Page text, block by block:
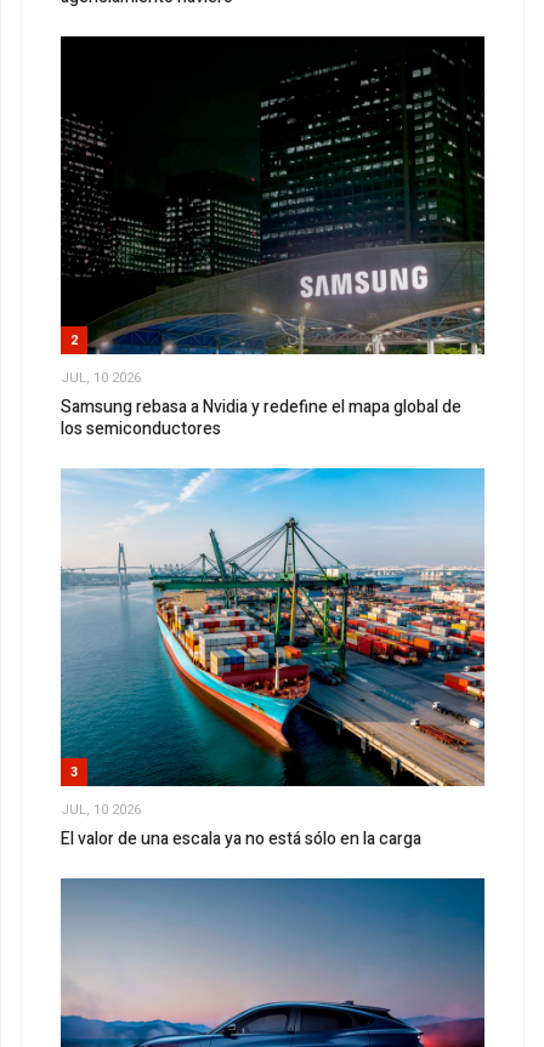
2
JUL, 10 2026
Samsung rebasa a Nvidia y redefine el mapa global de
los semiconductores
3
JUL, 10 2026
El valor de una escala ya no está sólo en la carga